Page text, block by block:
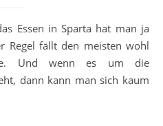
Regel fällt den meisten wohl
Und wenn es um die
dann kann man sich kaum